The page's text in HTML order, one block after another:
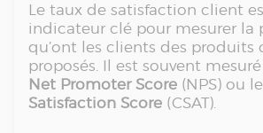
Le taux de satisfaction client
indicateur clé pour mesurer la
qu’ont les clients des produits
proposés. Il est souvent
Net Promoter Score (NPS) ou le
Satisfaction Score (CSAT).